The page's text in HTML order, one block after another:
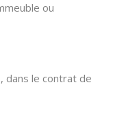
ou
dans le contrat de